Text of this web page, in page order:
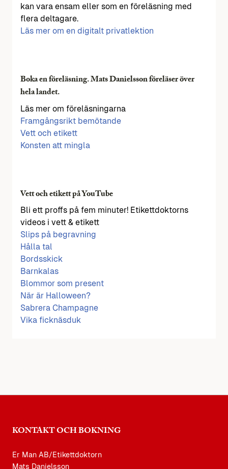
kan vara ensam eller som en föreläsning med
flera deltagare.
Läs mer om en digitalt privatlektion
Boka en föreläsning. Mats Danielsson föreläser över
hela landet.
Läs mer om föreläsningarna
Framgångsrikt bemötande
Vett och etikett
Konsten att mingla
Vett och etikett på YouTube
Bli ett proffs på fem minuter! Etikettdoktorns
videos i vett & etikett
Slips på begravning
Hålla tal
Bordsskick
Barnkalas
Blommor som present
När är Halloween?
Sabrera Champagne
Vika ficknäsduk
KONTAKT OCH BOKNING
Er Man AB/Etikettdoktorn
Mats Danielsson